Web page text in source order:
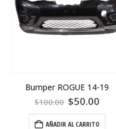
Bumper ROGUE 14-19
$100.00 $50.00
AÑADIR AL CARRITO